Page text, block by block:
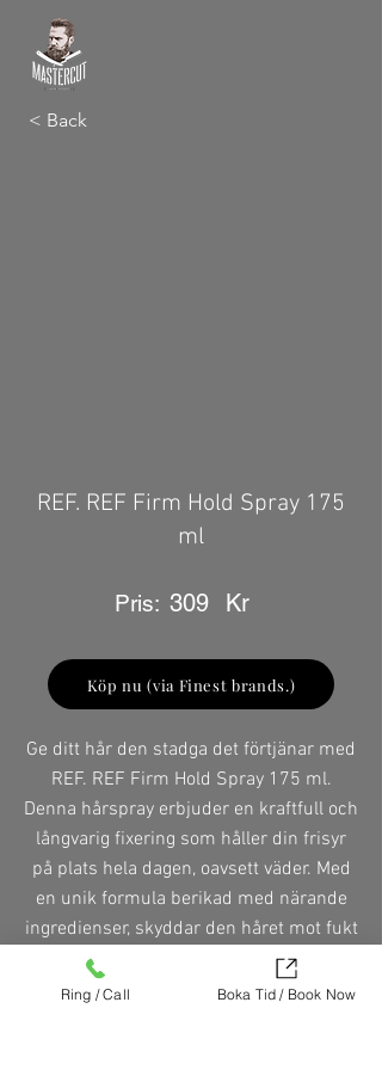
< Back
REF. REF Firm Hold Spray 175
ml
Pris: 309 Kr
Köp nu (via Finest brands.)
Ge ditt hår den stadga det förtjänar med
REF. REF Firm Hold Spray 175 ml.
Denna hårspray erbjuder en kraftfull och
långvarig fixering som håller din frisyr
på plats hela dagen, oavsett väder. Med
en unik formula berikad med närande
ingredienser, skyddar den håret mot fukt
och friss samtidigt som den ger en
naturlig glans. Den är lätt att borsta ur,
Ring / Call Boka Tid / Book Now